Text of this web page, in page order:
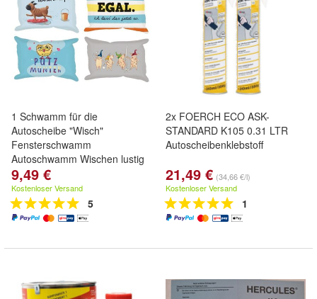
1 Schwamm für die
Autoscheibe "Wisch"
Fensterschwamm
Autoschwamm Wischen lustig
Motiv
9,49 €
Kostenloser Versand
5
2x FOERCH ECO ASK-
STANDARD K105 0.31 LTR
Autoscheibenklebstoff
21,49 € (34,66 €/l)
Kostenloser Versand
1